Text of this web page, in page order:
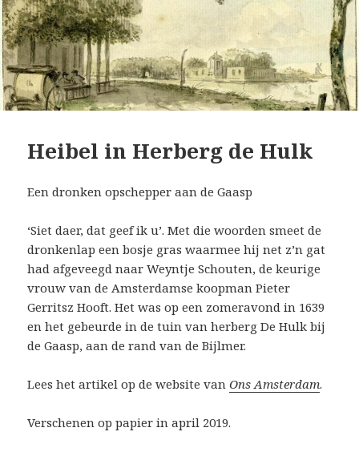
Heibel in Herberg de Hulk
Een dronken opschepper aan de Gaasp
‘Siet daer, dat geef ik u’. Met die woorden smeet de
dronkenlap een bosje gras waarmee hij net z’n gat
had afgeveegd naar Weyntje Schouten, de keurige
vrouw van de Amsterdamse koopman Pieter
Gerritsz Hooft. Het was op een zomeravond in 1639
en het gebeurde in de tuin van herberg De Hulk bij
de Gaasp, aan de rand van de Bijlmer.
Lees het artikel op de website vanOns Amsterdam.
Verschenen op papier in april 2019.